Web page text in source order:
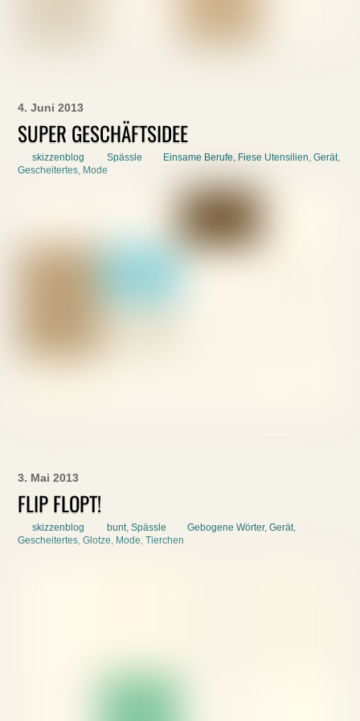
4. Juni 2013
SUPER GESCHÄFTSIDEE
skizzenblog Spässle Einsame Berufe, Fiese Utensilien,Gerät,
Gescheitertes, Mode
3. Mai 2013
FLIP FLOPT!
skizzenblog bunt,Spässle Gebogene Wörter,Gerät,
Gescheitertes,Glotze, Mode,Tierchen